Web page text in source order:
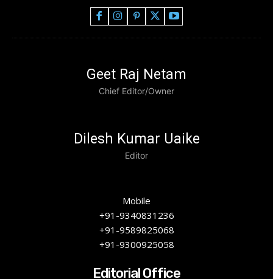
Geet Raj Netam
Chief Editor/Owner
Dilesh Kumar Uaike
Editor
Mobile
+91-9340831236
+91-9589825068
+91-9300925058
Editorial Office